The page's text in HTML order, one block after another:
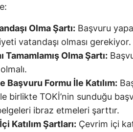
Olma Şartı: Başvuru
vatandaşı olması gerekiyor.
Tamamlamış Olma Şartı:
Başvuru Formu İle Katılım:
birlikte TOKİ’nin sunduğu
ibraz etmeleri şarttır.
Katılım Şartları: Çevrim içi